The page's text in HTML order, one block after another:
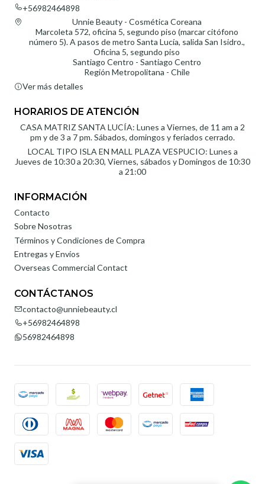
+56982464898
Unnie Beauty - Cosmética Coreana
Marcoleta 572, oficina 5, segundo piso (marcar citófono
número 5). A pasos de metro Santa Lucía, salida San Isidro.,
Oficina 5, segundo piso
Santiago Centro - Santiago Centro
Región Metropolitana - Chile
Ver más detalles
HORARIOS DE ATENCIÓN
CASA MATRIZ SANTA LUCÍA: Lunes a Viernes, de 11 am a 2
pm y de 3 a 7 pm. Sábados, domingos y feriados cerrado.
LOCAL TIPO ISLA EN MALL PLAZA VESPUCIO: Lunes a
Jueves de 10:30 a 20:30, Viernes, sábados y Domingos de 10:30
a 21:00
INFORMACIÓN
Contacto
Sobre Nosotras
Términos y Condiciones de Compra
Entregas y Envíos
Overseas Commercial Contact
CONTÁCTANOS
contacto@unniebeauty.cl
+56982464898
56982464898